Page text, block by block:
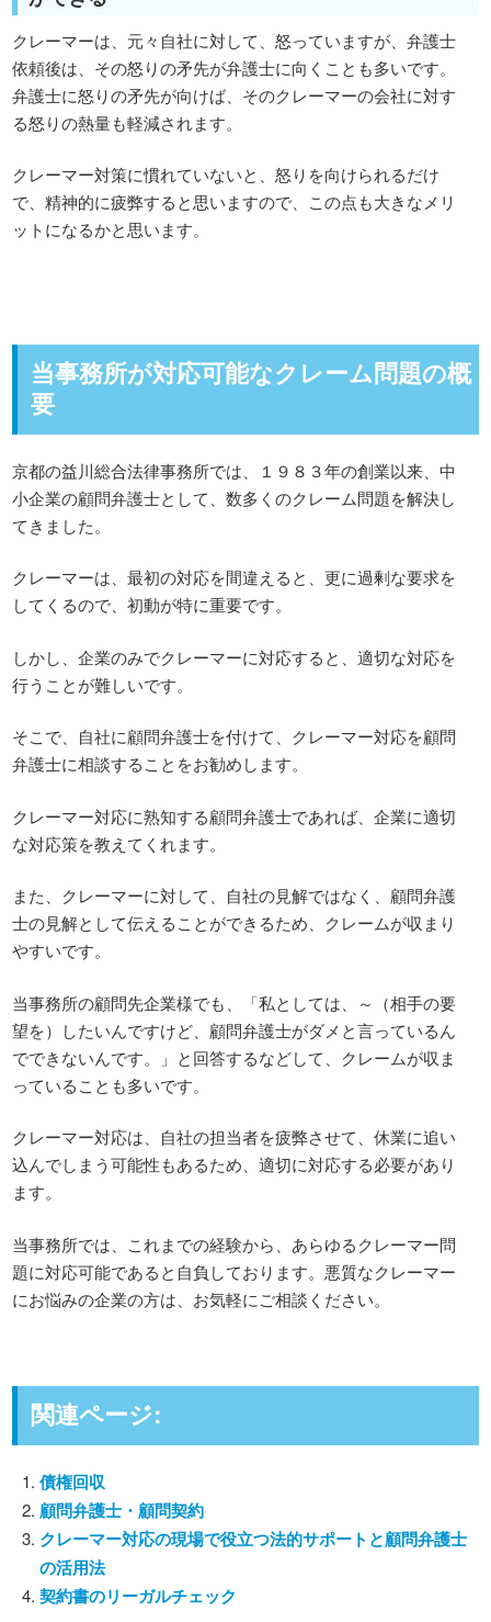
クレーマーは、元々自社に対して、怒っていますが、弁護士
依頼後は、その怒りの矛先が弁護士に向くことも多いです。
弁護士に怒りの矛先が向けば、そのクレーマーの会社に対す
る怒りの熱量も軽減されます。
クレーマー対策に慣れていないと、怒りを向けられるだけ
で、精神的に疲弊すると思いますので、この点も大きなメリ
ットになるかと思います。
当事務所が対応可能なクレーム問題の概
要
京都の益川総合法律事務所では、１９８３年の創業以来、中
小企業の顧問弁護士として、数多くのクレーム問題を解決し
てきました。
クレーマーは、最初の対応を間違えると、更に過剰な要求を
してくるので、初動が特に重要です。
しかし、企業のみでクレーマーに対応すると、適切な対応を
行うことが難しいです。
そこで、自社に顧問弁護士を付けて、クレーマー対応を顧問
弁護士に相談することをお勧めします。
クレーマー対応に熟知する顧問弁護士であれば、企業に適切
な対応策を教えてくれます。
また、クレーマーに対して、自社の見解ではなく、顧問弁護
士の見解として伝えることができるため、クレームが収まり
やすいです。
当事務所の顧問先企業様でも、「私としては、～（相手の要
望を）したいんですけど、顧問弁護士がダメと言っているん
でできないんです。」と回答するなどして、クレームが収ま
っていることも多いです。
クレーマー対応は、自社の担当者を疲弊させて、休業に追い
込んでしまう可能性もあるため、適切に対応する必要があり
ます。
当事務所では、これまでの経験から、あらゆるクレーマー問
題に対応可能であると自負しております。悪質なクレーマー
にお悩みの企業の方は、お気軽にご相談ください。
関連ページ:
債権回収
顧問弁護士・顧問契約
クレーマー対応の現場で役立つ法的サポートと顧問弁護士
の活用法
契約書のリーガルチェック